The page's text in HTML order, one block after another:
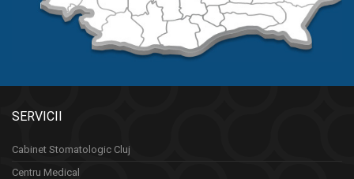
SERVICII
Cabinet Stomatologic Cluj
Centru Medical